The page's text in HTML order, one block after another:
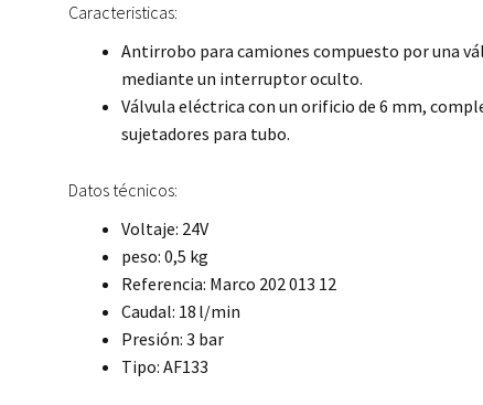
Caracteristicas:
Antirrobo para camiones compuesto por una
mediante un interruptor oculto.
Válvula eléctrica con un orificio de 6 mm,
sujetadores para tubo.
Datos técnicos:
Voltaje: 24V
peso: 0,5 kg
Referencia: Marco 202 013 12
Caudal: 18 l/min
Presión: 3 bar
Tipo: AF133